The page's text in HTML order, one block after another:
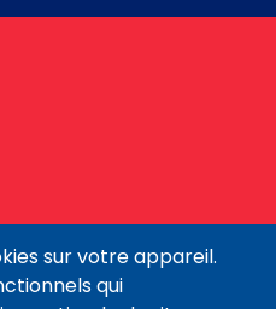
sur votre appareil.
qui